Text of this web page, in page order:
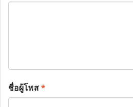
ชื่อผู้โพส*